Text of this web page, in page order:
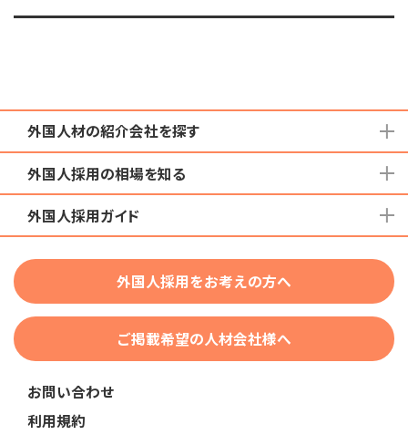
外国人材の紹介会社を探す
地域から検索する
国籍から検索する
在留資格から検索する
団体種別から探す
業界・職種から検索する
外国人採用の相場を知る
育成就労外国人の受け入れ相場
技人国・高度人材の受け入れ相場
外国人採用ガイド
特定技能
技術・人文知識・国際業務
外国人採用をお考えの方へ
ご掲載希望の人材会社様へ
お問い合わせ
利用規約